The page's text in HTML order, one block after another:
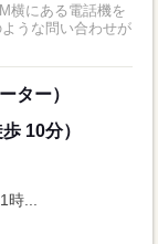
ター）
10分）
...